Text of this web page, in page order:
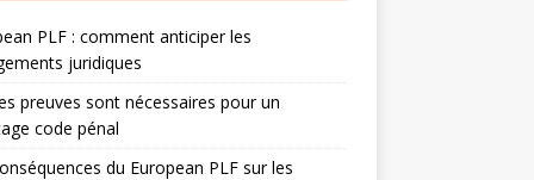
PLF : comment anticiper les
juridiques
preuves sont nécessaires pour un
code pénal
du European PLF sur les